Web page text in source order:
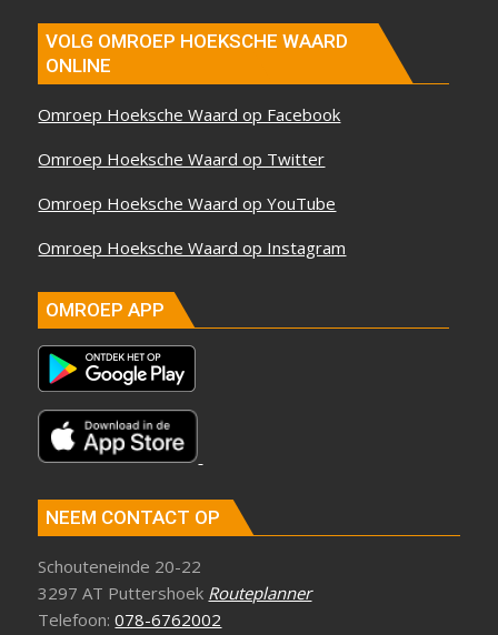
VOLG OMROEP HOEKSCHE WAARD
ONLINE
Omroep Hoeksche Waard op Facebook
Omroep Hoeksche Waard op Twitter
Omroep Hoeksche Waard op YouTube
Omroep Hoeksche Waard op Instagram
OMROEP APP
NEEM CONTACT OP
Schouteneinde 20-22
3297 AT Puttershoek Routeplanner
Telefoon:078-6762002